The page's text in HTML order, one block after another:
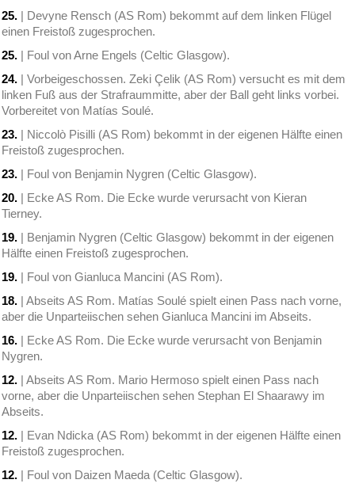
25. | Devyne Rensch (AS Rom) bekommt auf dem linken Flügel
einen Freistoß zugesprochen.
25. | Foul von Arne Engels (Celtic Glasgow).
24. | Vorbeigeschossen. Zeki Çelik (AS Rom) versucht es mit dem
linken Fuß aus der Strafraummitte, aber der Ball geht links vorbei.
Vorbereitet von Matías Soulé.
23. | Niccolò Pisilli (AS Rom) bekommt in der eigenen Hälfte einen
Freistoß zugesprochen.
23. | Foul von Benjamin Nygren (Celtic Glasgow).
20. | Ecke AS Rom. Die Ecke wurde verursacht von Kieran
Tierney.
19. | Benjamin Nygren (Celtic Glasgow) bekommt in der eigenen
Hälfte einen Freistoß zugesprochen.
19. | Foul von Gianluca Mancini (AS Rom).
18. | Abseits AS Rom. Matías Soulé spielt einen Pass nach vorne,
aber die Unparteiischen sehen Gianluca Mancini im Abseits.
16. | Ecke AS Rom. Die Ecke wurde verursacht von Benjamin
Nygren.
12. | Abseits AS Rom. Mario Hermoso spielt einen Pass nach
vorne, aber die Unparteiischen sehen Stephan El Shaarawy im
Abseits.
12. | Evan Ndicka (AS Rom) bekommt in der eigenen Hälfte einen
Freistoß zugesprochen.
12. | Foul von Daizen Maeda (Celtic Glasgow).